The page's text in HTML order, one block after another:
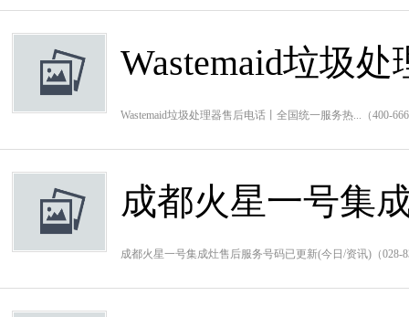
Wastemaid垃圾
Wastemaid垃圾处理器售后电话丨全国统一服务热...（400-
成都火星一号集
成都火星一号集成灶售后服务号码已更新(今日/资讯)（